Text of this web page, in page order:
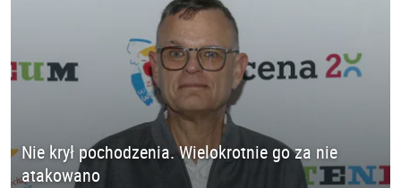
Nie krył pochodzenia. Wielokrotnie go za nie
atakowano